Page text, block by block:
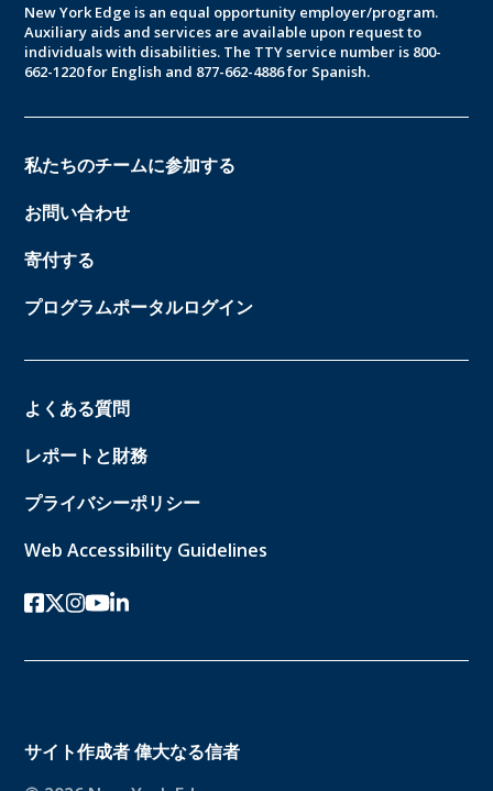
New York Edge is an equal opportunity employer/program.
Auxiliary aids and services are available upon request to
individuals with disabilities. The TTY service number is 800-
662-1220 for English and 877-662-4886 for Spanish.
私たちのチームに参加する
お問い合わせ
寄付する
プログラムポータルログイン
よくある質問
レポートと財務
プライバシーポリシー
Web Accessibility Guidelines
フェイスブック
ツイッターx
インスタグラム
ユーチューブ
リンクトイン
サイト作成者偉大なる信者